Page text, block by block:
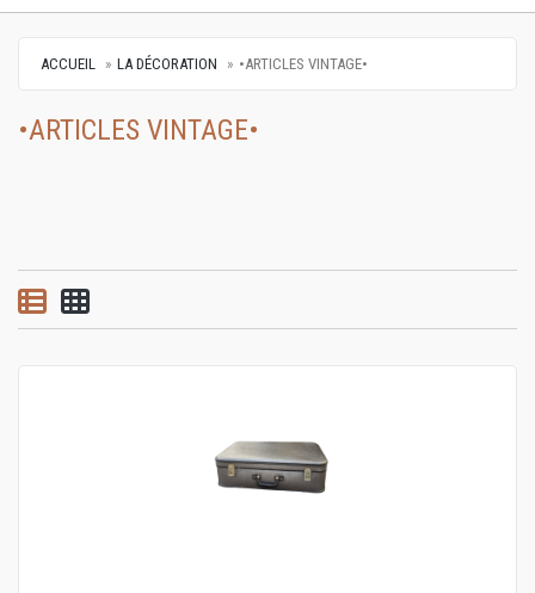
ACCUEIL LA DÉCORATION •ARTICLES VINTAGE•
•ARTICLES VINTAGE•
Vue par liste
Vue par grille